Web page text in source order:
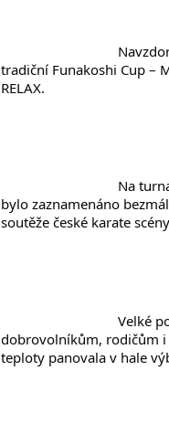
tradiční Funakoshi Cup –
RELAX.
bylo zaznamenáno
soutěže české karate
dobrovolníkům, rodičům i
teploty panovala v hale